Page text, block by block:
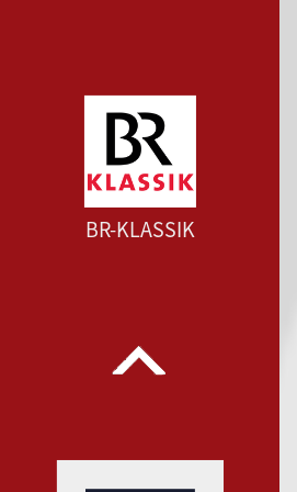
WDR 4 --- WDR 4 ---
BR-KLASSIK